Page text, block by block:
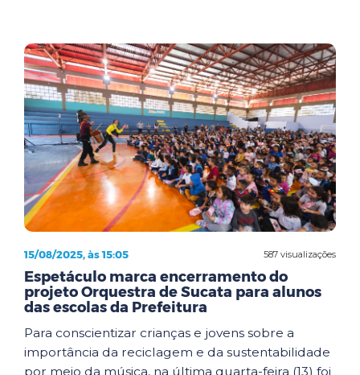
587 visualizações
15/08/2025, às 15:05
Espetáculo marca encerramento do
projeto Orquestra de Sucata para alunos
das escolas da Prefeitura
Para conscientizar crianças e jovens sobre a
importância da reciclagem e da sustentabilidade
por meio da música, na última quarta-feira (13) foi